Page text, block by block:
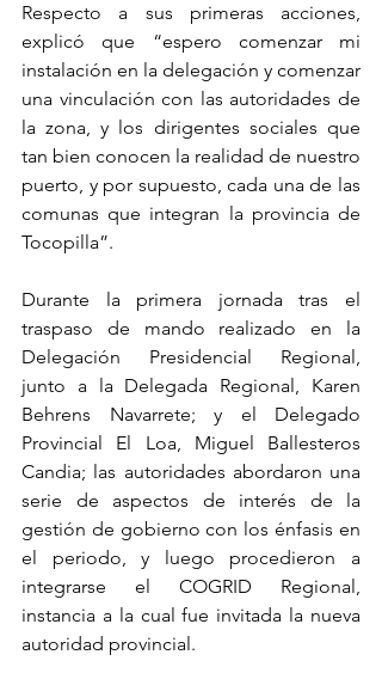
Respecto a sus primeras acciones,
explicó que “espero comenzar mi
instalación en la delegación y comenzar
una vinculación con las autoridades de
la zona, y los dirigentes sociales que
tan bien conocen la realidad de nuestro
puerto, y por supuesto, cada una de las
comunas que integran la provincia de
Tocopilla”.
Durante la primera jornada tras el
traspaso de mando realizado en la
Delegación Presidencial Regional,
junto a la Delegada Regional, Karen
Behrens Navarrete; y el Delegado
Provincial El Loa, Miguel Ballesteros
Candia; las autoridades abordaron una
serie de aspectos de interés de la
gestión de gobierno con los énfasis en
el periodo, y luego procedieron a
integrarse el COGRID Regional,
instancia a la cual fue invitada la nueva
autoridad provincial.